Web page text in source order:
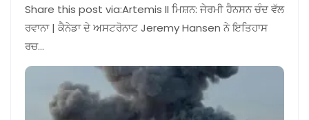
Share this post via:Artemis II ਮਿਸ਼ਨ: ਜੇਰਮੀ ਹੈਨਸਨ ਚੰਦ ਵੱਲ
ਰਵਾਨਾ | ਕੈਨੇਡਾ ਦੇ ਅਸਟਰੋਨਾਟ Jeremy Hansen ਨੇ ਇਤਿਹਾਸ
ਰਚ…